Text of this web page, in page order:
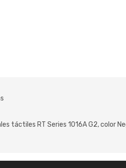
táctiles RT Series 1016A G2, color